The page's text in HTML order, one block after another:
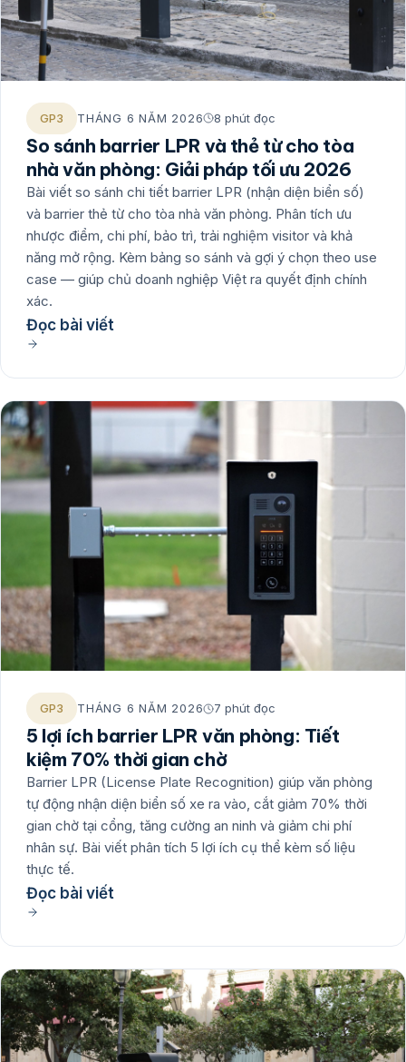
GP3 THÁNG 6 NĂM 2026 8 phút đọc
So sánh barrier LPR và thẻ từ cho tòa
nhà văn phòng: Giải pháp tối ưu 2026
Bài viết so sánh chi tiết barrier LPR (nhận diện biển số)
và barrier thẻ từ cho tòa nhà văn phòng. Phân tích ưu
nhược điểm, chi phí, bảo trì, trải nghiệm visitor và khả
năng mở rộng. Kèm bảng so sánh và gợi ý chọn theo use
case — giúp chủ doanh nghiệp Việt ra quyết định chính
xác.
Đọc bài viết
GP3 THÁNG 6 NĂM 2026 7 phút đọc
5 lợi ích barrier LPR văn phòng: Tiết
kiệm 70% thời gian chờ
Barrier LPR (License Plate Recognition) giúp văn phòng
tự động nhận diện biển số xe ra vào, cắt giảm 70% thời
gian chờ tại cổng, tăng cường an ninh và giảm chi phí
nhân sự. Bài viết phân tích 5 lợi ích cụ thể kèm số liệu
thực tế.
Đọc bài viết